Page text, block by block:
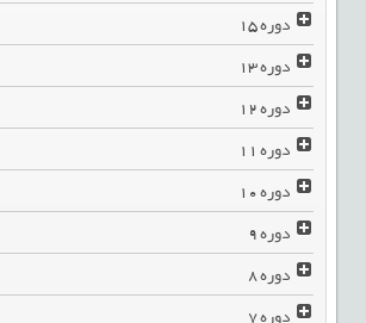
دوره15
دوره13
دوره12
دوره11
دوره10
دوره9
دوره8
دوره7